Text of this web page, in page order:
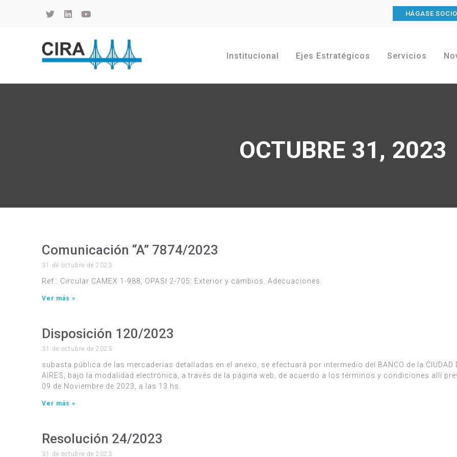
HÁGASE
Institucional Ejes Estratégicos Servicios
OCTUBRE 31, 2023
Comunicación “A” 7874/2023
31 de octubre de 2023
Ref.: Circular CAMEX 1-988, OPASI 2-705: Exterior y cambios. Adecuaciones.
Ver más »
Disposición 120/2023
31 de octubre de 2023
subasta pública de las mercaderías detalladas en el anexo, se efectuará por intermedio del BANCO de la CIUDAD
AIRES, bajo la modalidad electrónica, a través de la página web, de acuerdo a los términos y condiciones allí
09 de Noviembre de 2023, a las 13 hs.
Ver más »
Resolución 24/2023
31 de octubre de 2023